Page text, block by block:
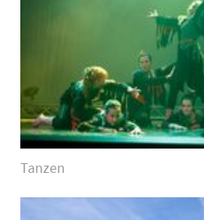
Tanzen